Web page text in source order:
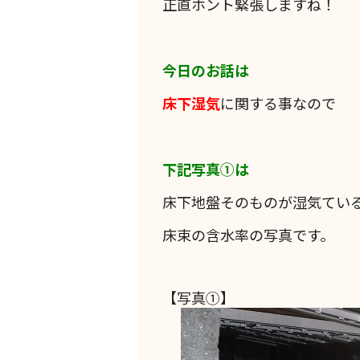
今日のお話は
床下湿気に関する事なので
下記写真①は
床下地盤そのものが湿気てい
床束の含水率の写真です。
【写真①】